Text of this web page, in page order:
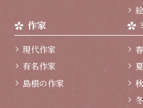
作家
現代作家
有名作家
島根の作家